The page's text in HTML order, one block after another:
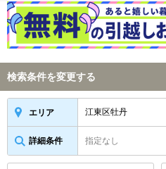
検索条件を変更する
エリア 江東区牡丹
詳細条件 指定なし